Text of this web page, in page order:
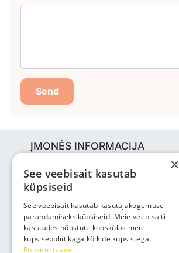
Send
ĮMONĖS INFORMACIJA
Vabaõhukooli tee 4, Tallinn, 12013
Reg nr: 14690362
PVM: EE102147285
Telefonas: +3725143691
info@bjuti.ee
×
See veebisait kasutab
küpsiseid
See veebisait kasutab kasutajakogemuse
parandamiseks küpsiseid. Meie veebisaiti
kasutades nõustute kooskõlas meie
küpsisepoliitikaga kõikide küpsistega.
Rohkem teavet